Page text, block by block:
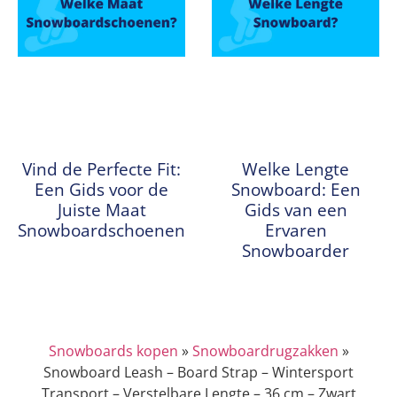
Vind de Perfecte Fit:
Een Gids voor de
Juiste Maat
Snowboardschoenen
Welke Lengte
Snowboard: Een
Gids van een
Ervaren
Snowboarder
Snowboards kopen »Snowboardrugzakken »
Snowboard Leash – Board Strap – Wintersport